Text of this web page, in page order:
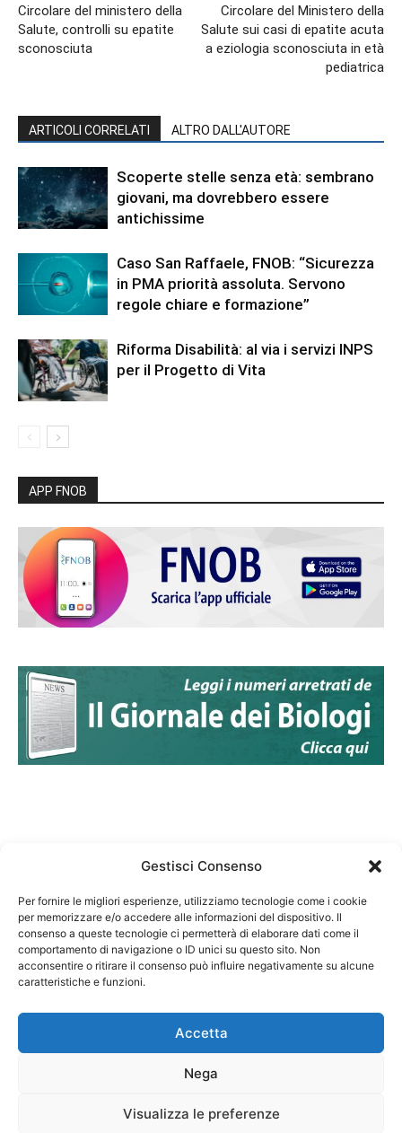
Gestisci Consenso
Per fornire le migliori esperienze, utilizziamo tecnologie come i cookie
per memorizzare e/o accedere alle informazioni del dispositivo. Il
consenso a queste tecnologie ci permetterà di elaborare dati come il
comportamento di navigazione o ID unici su questo sito. Non
acconsentire o ritirare il consenso può influire negativamente su alcune
caratteristiche e funzioni.
Accetta
Nega
Visualizza le preferenze
Circolare del ministero della
Salute, controlli su epatite
sconosciuta
Circolare del Ministero della
Salute sui casi di epatite acuta
a eziologia sconosciuta in età
pediatrica
ARTICOLI CORRELATI ALTRO DALL'AUTORE
Scoperte stelle senza età: sembrano
giovani, ma dovrebbero essere
antichissime
Caso San Raffaele, FNOB: “Sicurezza
in PMA priorità assoluta. Servono
regole chiare e formazione”
Riforma Disabilità: al via i servizi INPS
per il Progetto di Vita
APP FNOB
Federazione Nazionale Degli Ordini dei Biologi:
codice fiscale 80069130583
Responsabile sito internet www.fnob.it:
Privacy Policy Cookie Policy